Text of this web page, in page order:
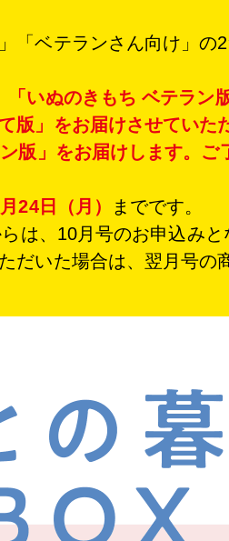
「ベテランさん向け」の
いぬのきもち ベテラン
版」をお届けさせていた
版」をお届けします。ご
24日（月）
までです。
は、10月号のお申込みと
だいた場合は、翌月号の